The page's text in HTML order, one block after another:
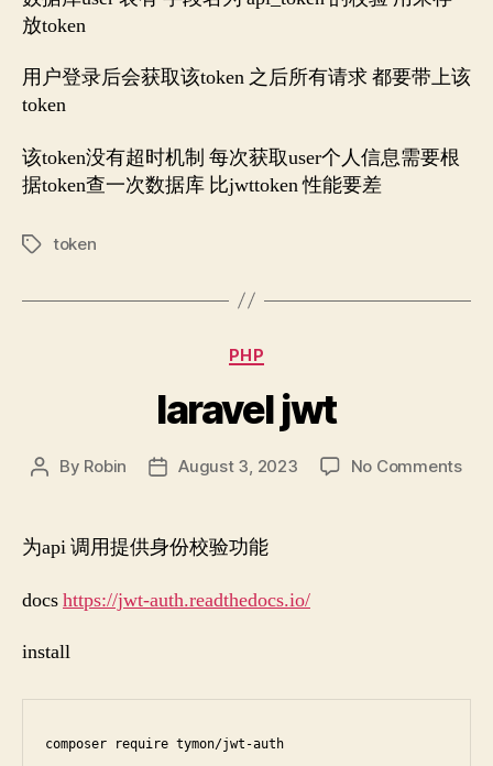
放token
用户登录后会获取该token 之后所有请求 都要带上该
token
该token没有超时机制 每次获取user个人信息需要根
据token查一次数据库 比jwttoken 性能要差
Tagstoken
Categories
PHP
laravel jwt
Post
By Robin
PostAugust 3, 2023 No Commentson
为api 调用提供身份校验功能
docshttps://jwt-auth.readthedocs.io/
install
composer require tymon/jwt-auth